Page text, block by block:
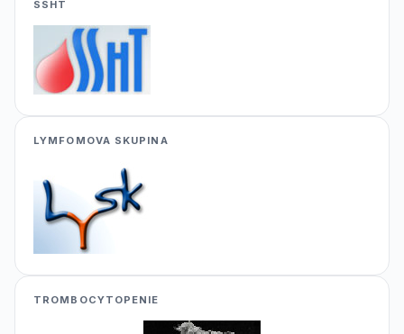
SSHT
LYMFOMOVA SKUPINA
TROMBOCYTOPENIE